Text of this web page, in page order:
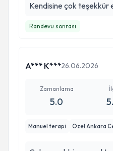
Kendisine çok teşekkür
Randevu sonrası
A*** K***26.06.2026
Zamanlama
5.0
Manuel terapi Özel Ankara